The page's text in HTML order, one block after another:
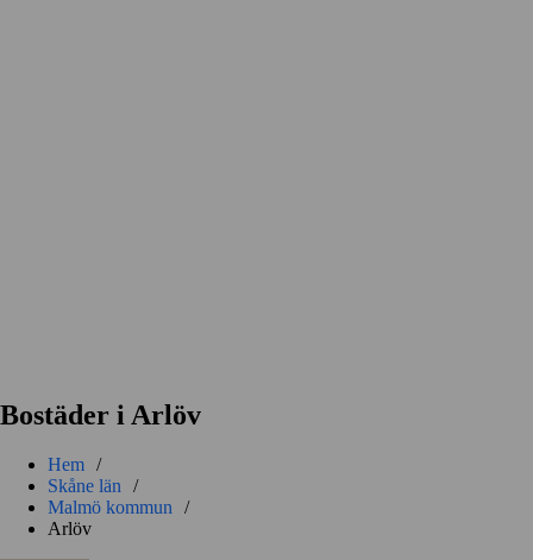
Bostäder i Arlöv
Hem /
Skåne län /
Malmö kommun /
Arlöv